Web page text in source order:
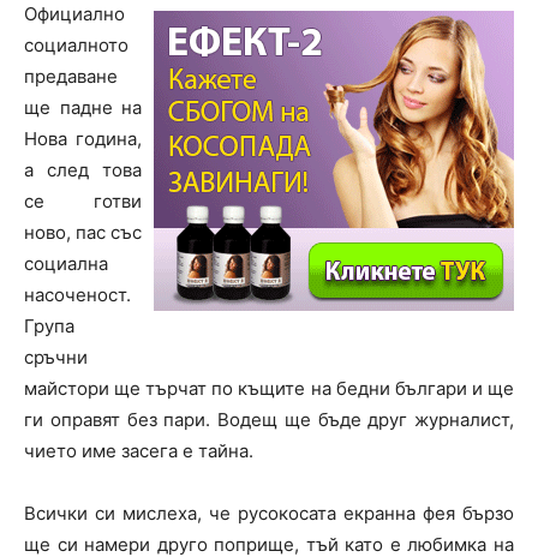
Официално
социалното
предаване
ще падне на
Нова година,
а след това
се готви
ново, пас със
социална
насоченост.
Група
сръчни
майстори ще търчат по къщите на бедни българи и ще
ги оправят без пари. Водещ ще бъде друг журналист,
чието име засега е тайна.
Всички си мислеха, че русокосата екранна фея бързо
ще си намери друго поприще, тъй като е любимка на